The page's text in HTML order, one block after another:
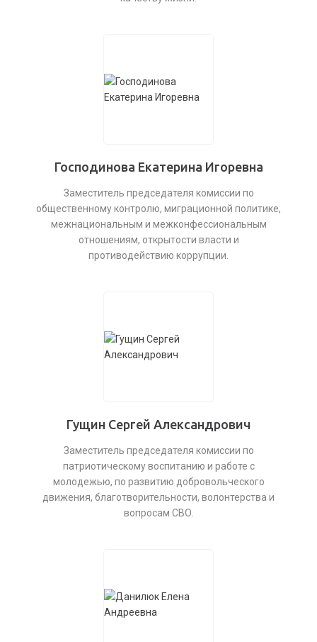
Господинова Екатерина Игоревна
Заместитель председателя комиссии по
общественному контролю, миграционной политике,
межнациональным и межконфессиональным
отношениям, открытости власти и
противодействию коррупции.
Гущин Сергей Александрович
Заместитель председателя комиссии по
патриотическому воспитанию и работе с
молодежью, по развитию добровольческого
движения, благотворительности, волонтерства и
вопросам СВО.